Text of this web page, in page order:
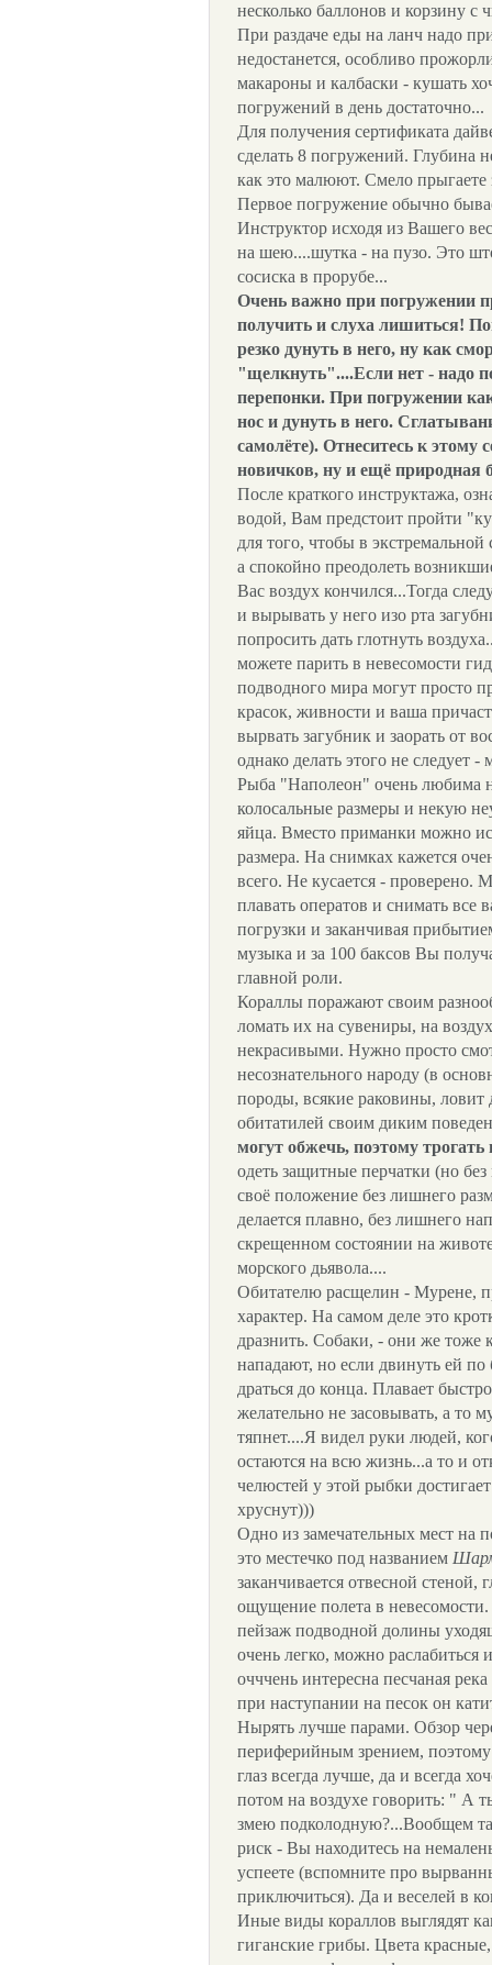
несколько баллонов и корзину с
При раздаче еды на ланч надо
недостанется, особливо
макароны и калбаски - кушать
погружений в день достаточно...
Для получения сертификата
сделать 8 погружений. Глубина
как это малюют. Смело прыгаете
Первое погружение обычно
Инструктор исходя из Вашего
на шею....шутка - на пузо. Это
сосиска в прорубе...
Очень важно при погружении
получить и слуха лишиться!
резко дунуть в него, ну как
"щелкнуть"....Если нет - надо
перепонки. При погружении
нос и дунуть в него.
самолёте). Отнеситесь к этому
новичков, ну и ещё природная
После краткого инструктажа,
водой, Вам предстоит пройти
для того, чтобы в экстремальной
а спокойно преодолеть
Вас воздух кончился...Тогда
и вырывать у него изо рта
попросить дать глотнуть
можете парить в невесомости
подводного мира могут просто
красок, живности и ваша
вырвать загубник и заорать от
однако делать этого не следует -
Рыба "Наполеон" очень любима
колосальные размеры и некую
яйца. Вместо приманки можно
размера. На снимках кажется
всего. Не кусается - проверено.
плавать оператов и снимать
погрузки и заканчивая
музыка и за 100 баксов Вы
главной роли.
Кораллы поражают своим
ломать их на сувениры, на
некрасивыми. Нужно просто
несознательного народу (в
породы, всякие раковины,
обитатилей своим диким
могут обжечь, поэтому трогать
одеть защитные перчатки (но
своё положение без лишнего
делается плавно, без лишнего
скрещенном состоянии на
морского дьявола....
Обитателю расщелин - Мурене,
характер. На самом деле это
дразнить. Собаки, - они же
нападают, но если двинуть ей
драться до конца. Плавает
желательно не засовывать, а то
тяпнет....Я видел руки людей,
остаются на всю жизнь...а то и
челюстей у этой рыбки
хруснут)))
Одно из замечательных мест на
это местечко под названием
заканчивается отвесной
ощущение полета в
пейзаж подводной долины
очень легко, можно
очччень интересна песчаная
при наступании на песок он
Нырять лучше парами. Обзор
периферийным зрением,
глаз всегда лучше, да и всегда
потом на воздухе говорить: " А
змею подколодную?...Вообщем
риск - Вы находитесь на
успеете (вспомните про
приключиться). Да и веселей в
Иные виды кораллов выглядят
гиганские грибы. Цвета